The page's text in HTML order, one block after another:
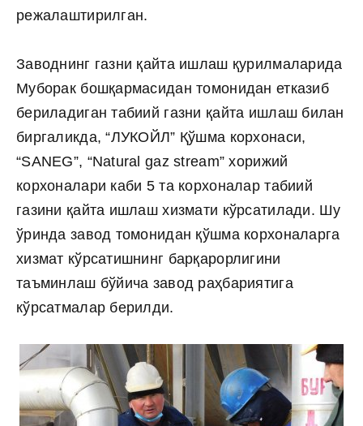
режалаштирилган.
Заводнинг газни қайта ишлаш қурилмаларида
Муборак бошқармасидан томонидан етказиб
бериладиган табиий газни қайта ишлаш билан
биргаликда, “ЛУКОЙЛ” Қўшма корхонаси,
“SANEG”, “Natural gaz stream” хорижий
корхоналари каби 5 та корхоналар табиий
газини қайта ишлаш хизмати кўрсатилади. Шу
ўринда завод томонидан қўшма корхоналарга
хизмат кўрсатишнинг барқарорлигини
таъминлаш бўйича завод раҳбариятига
кўрсатмалар берилди.